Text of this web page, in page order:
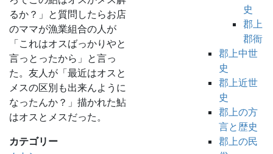
るか？」と質問したらお店
のママが漁業組合の人が
「これはオスばっかりやと
言っとったから」と言っ
た。友人が「最近はオスと
メスの区別も出来んように
なったんか？」描かれた鮎
はオスとメスだった。
カテゴリー
史
郡上
郡衙
郡上中世
史
郡上近世
史
郡上の方
言と歴史
郡上の民